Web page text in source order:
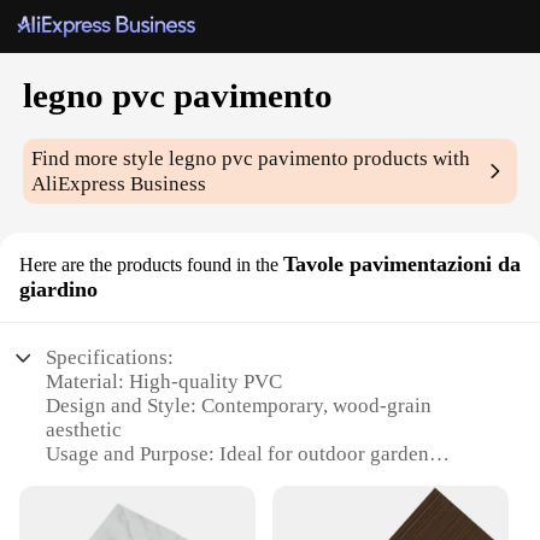
legno pvc pavimento
Find more stylelegno pvc pavimento products with
AliExpress Business
Here are the products found in the Tavole pavimentazioni da
giardino
Specifications:
Material: High-quality PVC
Design and Style: Contemporary, wood-grain
aesthetic
Usage and Purpose: Ideal for outdoor garden
Performance and Property: Durable, weather-
resistant, easy to clean